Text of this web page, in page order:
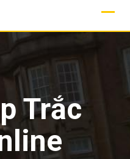
Trắc